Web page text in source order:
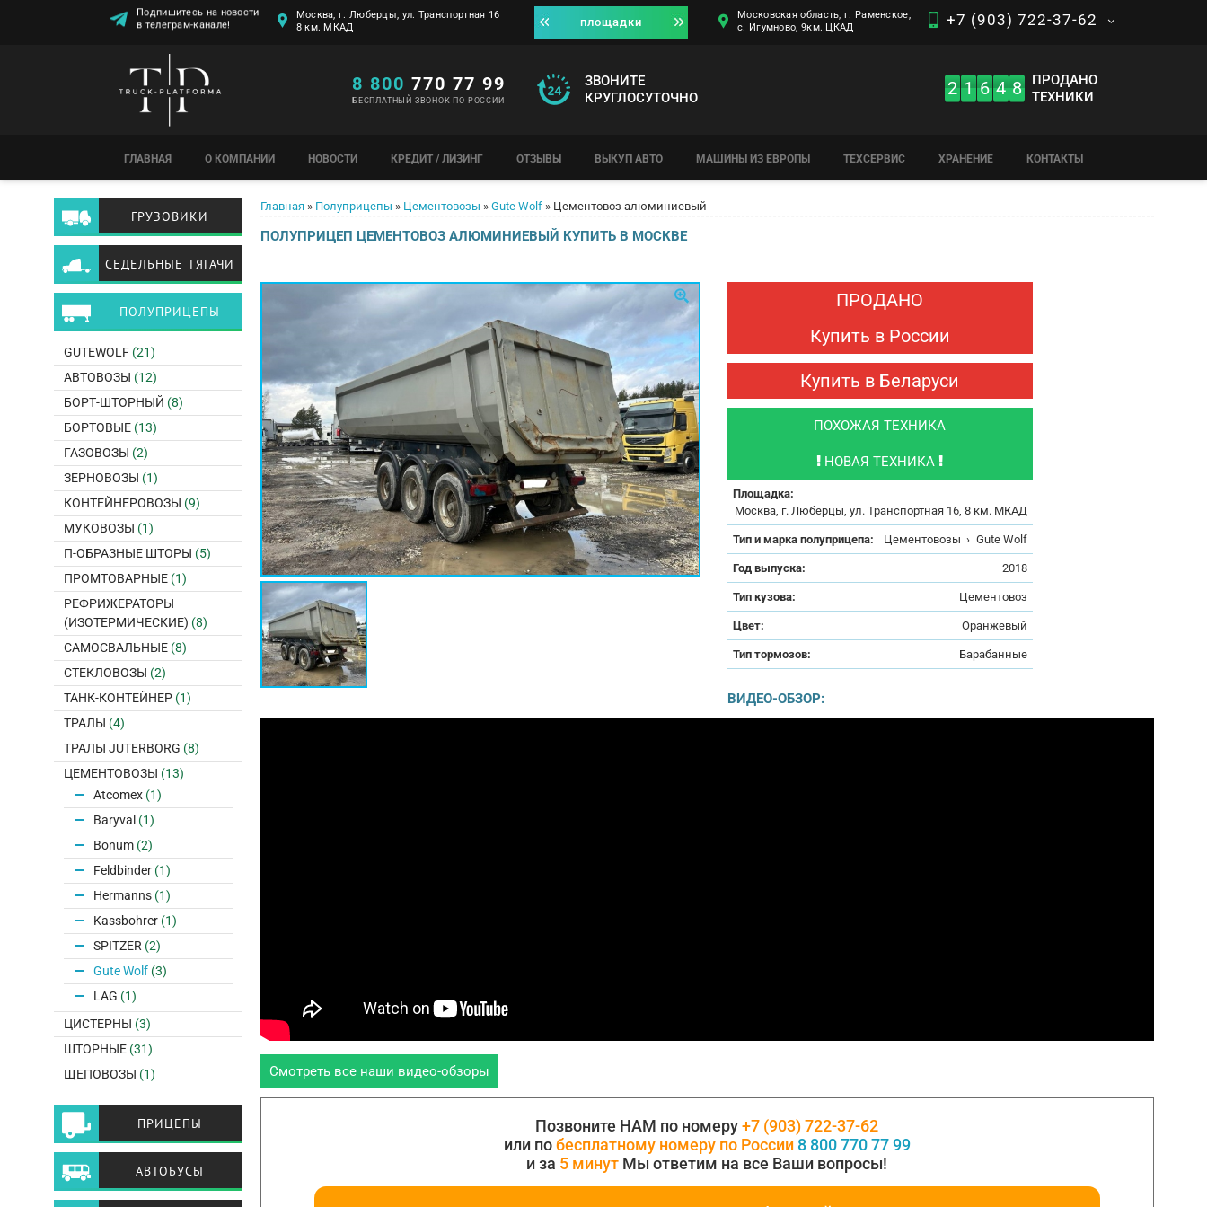
Подпишитесь на новости
в телеграм-канале!
Москва, г. Люберцы, ул. Транспортная 16
8 км. МКАД
площадки
Московская область, г. Раменское,
с. Игумново, 9км. ЦКАД
+7 (903) 722-37-62
8 800 770 77 99
БЕСПЛАТНЫЙ ЗВОНОК ПО РОССИИ
ЗВОНИТЕ
КРУГЛОСУТОЧНО
2 1 6 4 8
ПРОДАНО
ТЕХНИКИ
ГЛАВНАЯ О КОМПАНИИ НОВОСТИ КРЕДИТ / ЛИЗИНГ ОТЗЫВЫ ВЫКУП АВТО МАШИНЫ ИЗ ЕВРОПЫ ТЕХСЕРВИС ХРАНЕНИЕ КОНТАКТЫ
Вы здесь
Главная » Полуприцепы » Цементовозы » Gute Wolf » Цементовоз алюминиевый
ПОЛУПРИЦЕП ЦЕМЕНТОВОЗ АЛЮМИНИЕВЫЙ КУПИТЬ В МОСКВЕ
ПРОДАНО
Купить в России
Купить в Беларуси
ПОХОЖАЯ ТЕХНИКА
НОВАЯ ТЕХНИКА
Площадка:
Москва, г. Люберцы, ул. Транспортная 16, 8 км. МКАД
Тип и марка полуприцепа: Цементовозы › Gute Wolf
Год выпуска: 2018
Тип кузова: Цементовоз
Цвет: Оранжевый
Тип тормозов: Барабанные
ВИДЕО-ОБЗОР:
Смотреть все наши видео-обзоры
Позвоните НАМ по номеру+7 (903) 722-37-62
или побесплатному номеру по России 8 800 770 77 99
и за 5 минут Мы ответим на все Ваши вопросы!
ГРУЗОВИКИ
СЕДЕЛЬНЫЕ ТЯГАЧИ
ПОЛУПРИЦЕПЫ
GUTEWOLF (21)
АВТОВОЗЫ (12)
БОРТ-ШТОРНЫЙ (8)
БОРТОВЫЕ (13)
ГАЗОВОЗЫ (2)
ЗЕРНОВОЗЫ (1)
КОНТЕЙНЕРОВОЗЫ (9)
МУКОВОЗЫ (1)
П-ОБРАЗНЫЕ ШТОРЫ (5)
ПРОМТОВАРНЫЕ (1)
РЕФРИЖЕРАТОРЫ
(ИЗОТЕРМИЧЕСКИЕ) (8)
САМОСВАЛЬНЫЕ (8)
СТЕКЛОВОЗЫ (2)
ТАНК-КОНТЕЙНЕР (1)
ТРАЛЫ (4)
ТРАЛЫ JUTERBORG (8)
ЦЕМЕНТОВОЗЫ (13)
Atcomex (1)
Baryval (1)
Bonum (2)
Feldbinder (1)
Hermanns (1)
Kassbohrer (1)
SPITZER (2)
Gute Wolf (3)
LAG (1)
ЦИСТЕРНЫ (3)
ШТОРНЫЕ (31)
ЩЕПОВОЗЫ (1)
ПРИЦЕПЫ
АВТОБУСЫ